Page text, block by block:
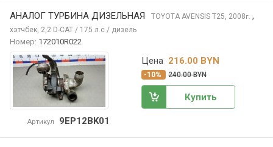
АНАЛОГ ТУРБИНА ДИЗЕЛЬНАЯ TOYOTA AVENSIS T25, 2008г. ,
хэтчбек, 2,2 D-CAT / 175 л.с / дизель
Номер: 172010R022
Артикул 9EP12BK01
Цена 216.00 BYN
-10% 240.00 BYN
Купить